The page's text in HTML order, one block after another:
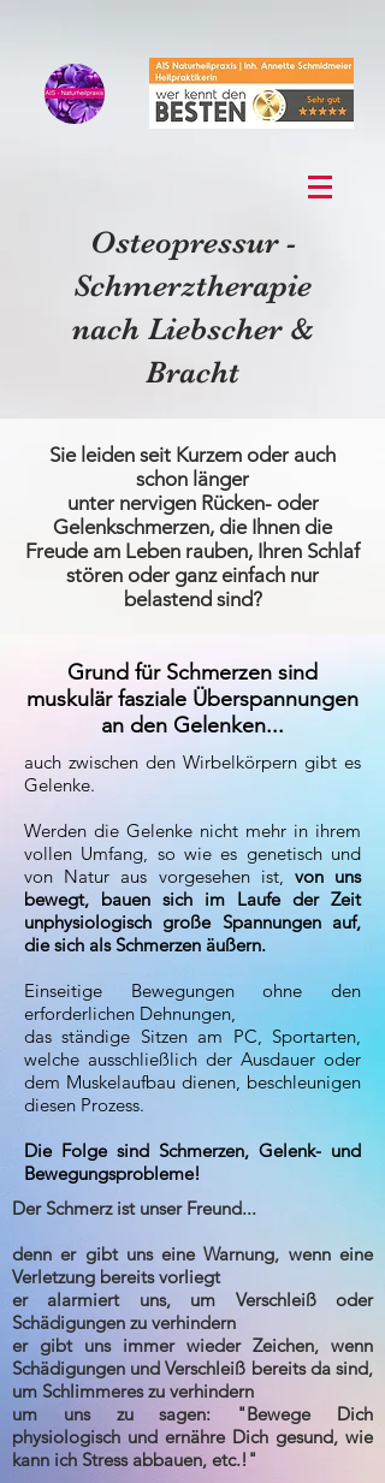
Osteopressur -
Schmerztherapie
nach Liebscher &
Bracht
Sie leiden seit Kurzem oder auch
schon länger
unter nervigen Rücken- oder
Gelenkschmerzen, die Ihnen die
Freude am Leben rauben, Ihren Schlaf
stören oder ganz einfach nur
belastend sind?
Grund für Schmerzen sind
muskulär fasziale Überspannungen
an den Gelenken...
auch zwischen den Wirbelkörpern gibt es
Gelenke.
Werden die Gelenke nicht mehr in ihrem
vollen Umfang, so wie es genetisch und
von Natur aus vorgesehen ist, von uns
bewegt, bauen sich im Laufe der Zeit
unphysiologisch große Spannungen auf,
die sich als Schmerzen äußern.
Einseitige Bewegungen ohne den
erforderlichen Dehnungen,
das ständige Sitzen am PC, Sportarten,
welche ausschließlich der Ausdauer oder
dem Muskelaufbau dienen, beschleunigen
diesen Prozess.
Die Folge sind Schmerzen, Gelenk- und
Bewegungsprobleme!
Der Schmerz ist unser Freund...
denn er gibt uns eine Warnung, wenn eine
Verletzung bereits vorliegt
er alarmiert uns, um Verschleiß oder
Schädigungen zu verhindern
er gibt uns immer wieder Zeichen, wenn
Schädigungen und Verschleiß bereits da sind,
um Schlimmeres zu verhindern
um uns zu sagen: "Bewege Dich
physiologisch und ernähre Dich gesund, wie
kann ich Stress abbauen, etc.!"